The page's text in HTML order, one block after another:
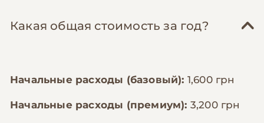
Какая общая стоимость за год?
Начальные расходы (базовый): 1,600 грн
Начальные расходы (премиум): 3,200 грн